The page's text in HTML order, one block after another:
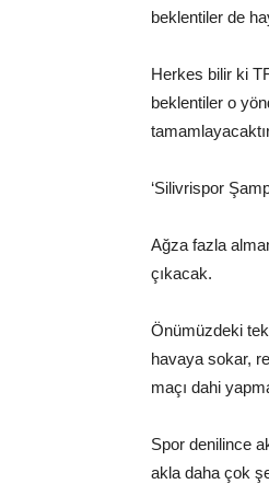
beklentiler de
Herkes bilir ki
beklentiler o
‘Silivrispor
Ağza fazla
çıkacak.
Önümüzdeki
havaya sokar,
maçı dahi
Spor denilince
akla daha çok